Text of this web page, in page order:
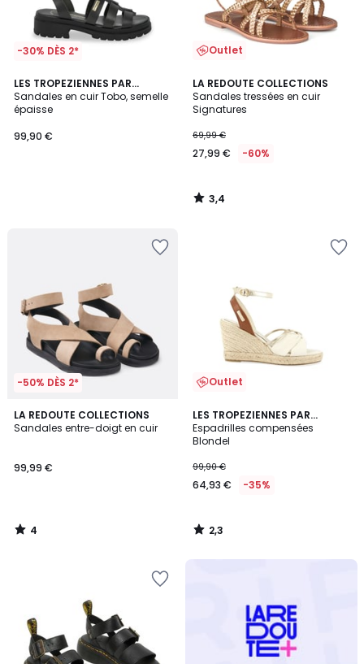
-30% DÈS 2*
LES TROPEZIENNES PAR
M.BELARBI
Sandales en cuir Tobo, semelle
épaisse
99,90 €
Outlet
LA REDOUTE COLLECTIONS
Sandales tressées en cuir
Signatures
69,99 €
27,99 € -60%
3,4
/ 5
3,4
/
-50% DÈS 2*
LA REDOUTE COLLECTIONS
Sandales entre-doigt en cuir
99,99 €
4
/
4
/
Outlet
LES TROPEZIENNES PAR
M.BELARBI
Espadrilles compensées
Blondel
99,90 €
64,93 € -35%
2,3
/ 5
2,3
/